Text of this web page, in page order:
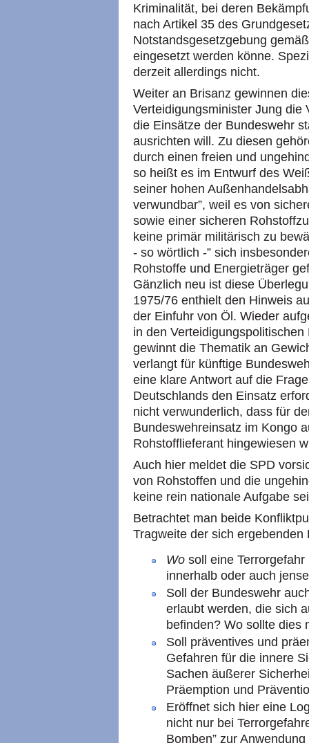
Kriminalität, bei deren
nach Artikel 35 des
Notstandsgesetzgebung
eingesetzt werden könne.
derzeit allerdings nicht.
Weiter an Brisanz gewinnen
Verteidigungsminister Jung die
die Einsätze der Bundeswehr
ausrichten will. Zu diesen
durch einen freien und
so heißt es im Entwurf des
seiner hohen
verwundbar”, weil es von
sowie einer sicheren
keine primär militärisch zu
- so wörtlich -” sich
Rohstoffe und Energieträger
Gänzlich neu ist diese
1975/76 enthielt den Hinweis
der Einfuhr von Öl. Wieder
in den
gewinnt die Thematik an
verlangt für künftige
eine klare Antwort auf die
Deutschlands den Einsatz
nicht verwunderlich, dass für
Bundeswehreinsatz im Kongo
Rohstofflieferant hingewiesen
Auch hier meldet die SPD
von Rohstoffen und die
keine rein nationale Aufgabe
Betrachtet man beide
Tragweite der sich ergebenden
Wo soll eine
innerhalb oder auch
Soll der Bundeswehr
erlaubt werden, die sich
befinden? Wo sollte dies
Soll präventives und
Gefahren für die innere
Sachen äußerer
Präemption und
Eröffnet sich hier eine
nicht nur bei
Bomben” zur